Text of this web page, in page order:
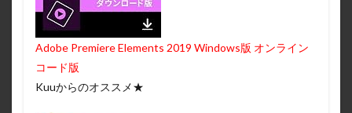
Adobe Premiere Elements 2019 Windows版 オンライン
コード版
Kuuからのオススメ★